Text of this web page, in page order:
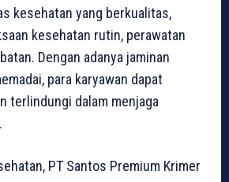
kesehatan yang berkualitas,
kesehatan rutin, perawatan
Dengan adanya jaminan
para karyawan dapat
terlindungi dalam menjaga
PT Santos Premium Krimer